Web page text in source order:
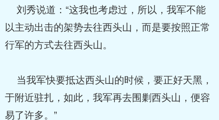
刘秀说道：“这我也考虑过，所以，我军不能
以主动出击的架势去往西头山，而是要按照正常
行军的方式去往西头山。
当我军快要抵达西头山的时候，要正好天黑，
于附近驻扎，如此，我军再去围剿西头山，便容
易了许多。”